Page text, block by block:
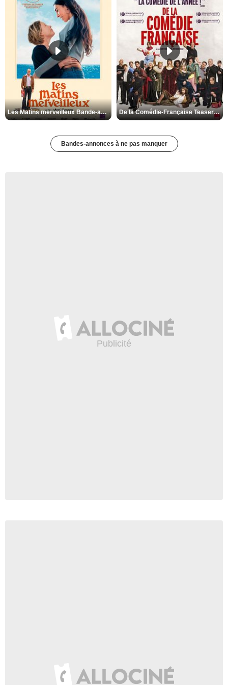
Les Matins merveilleux Bande-annonce VF De la Comédie-Française Teaser VF
Bandes-annonces à ne pas manquer